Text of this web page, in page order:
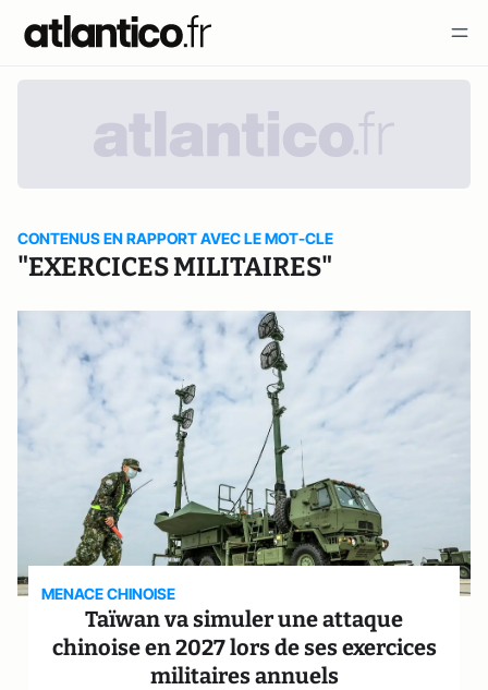
CONTENUS EN RAPPORT AVEC LE MOT-CLE
"EXERCICES MILITAIRES"
MENACE CHINOISE
Taïwan va simuler une attaque
chinoise en 2027 lors de ses exercices
militaires annuels